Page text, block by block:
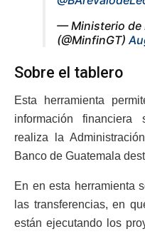
— Ministerio de
(@MinfinGT)
Sobre el tablero
Esta herramienta
información financiera
realiza la
Banco de Guatemala
En en esta herramienta
las transferencias, en
están ejecutando los